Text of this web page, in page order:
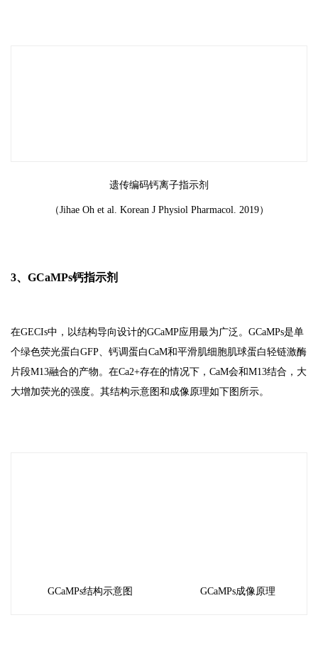
遗传编码钙离子指示剂
（Jihae Oh et al. Korean J Physiol Pharmacol. 2019）
3、GCaMPs钙指示剂
在GECIs中，以结构导向设计的GCaMP应用最为广泛。GCaMPs是单
个绿色荧光蛋白GFP、钙调蛋白CaM和平滑肌细胞肌球蛋白轻链激酶
片段M13融合的产物。在Ca2+存在的情况下，CaM会和M13结合，大
大增加荧光的强度。其结构示意图和成像原理如下图所示。
GCaMPs结构示意图 GCaMPs成像原理